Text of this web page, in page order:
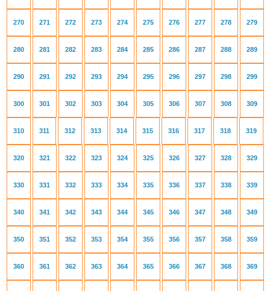
270 271 272 273 274 275 276 277 278 279
280 281 282 283 284 285 286 287 288 289
290 291 292 293 294 295 296 297 298 299
300 301 302 303 304 305 306 307 308 309
310 311 312 313 314 315 316 317 318 319
320 321 322 323 324 325 326 327 328 329
330 331 332 333 334 335 336 337 338 339
340 341 342 343 344 345 346 347 348 349
350 351 352 353 354 355 356 357 358 359
360 361 362 363 364 365 366 367 368 369